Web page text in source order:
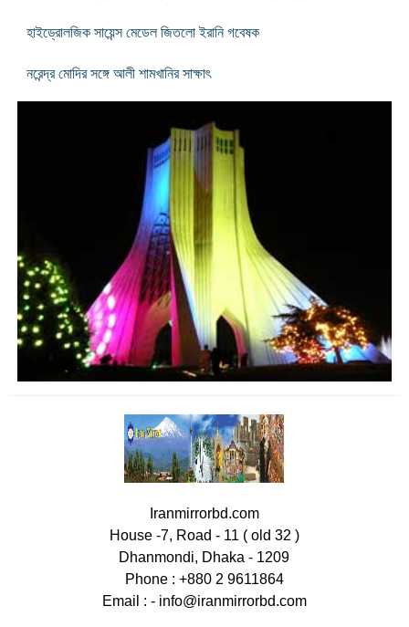
হাইড্রোলজিক সায়েন্স মেডেল জিতলো ইরানি গবেষক
নরেন্দ্র মোদির সঙ্গে আলী শামখানির সাক্ষাৎ
Iranmirrorbd.com
House -7, Road - 11 ( old 32 )
Dhanmondi, Dhaka - 1209
Phone : +880 2 9611864
Email : - info@iranmirrorbd.com